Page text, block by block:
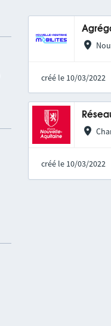
créé le 10/03/2022
créé le 10/03/2022